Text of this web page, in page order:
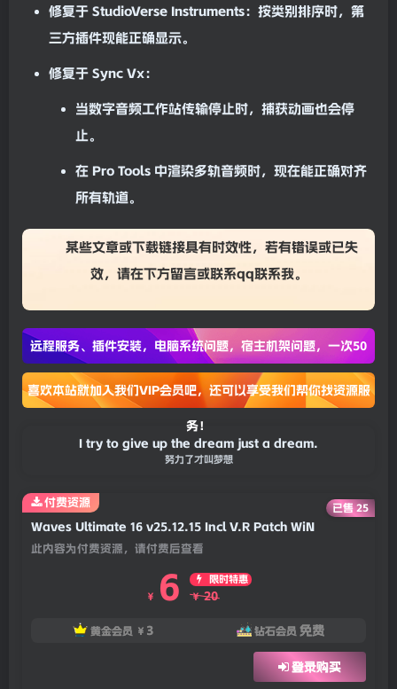
修复于 StudioVerse Instruments：按类别排序时，第
三方插件现能正确显示。
修复于 Sync Vx：
当数字音频工作站传输停止时，捕获动画也会停
止。
在 Pro Tools 中渲染多轨音频时，现在能正确对齐
所有轨道。
某些文章或下载链接具有时效性，若有错误或已失
效，请在下方留言或联系qq联系我。
远程服务、插件安装，电脑系统问题，宿主机架问题，一次50
喜欢本站就加入我们VIP会员吧，还可以享受我们帮你找资源服
务！
I try to give up the dream just a dream.
努力了才叫梦想
Waves Ultimate 16 v25.12.15 Incl V.R Patch WiN
此内容为付费资源，请付费后查看
￥ 6 限时特惠
￥ 20
黄金会员 ￥ 3 钻石会员 免费
登录购买
付费资源 已售 25